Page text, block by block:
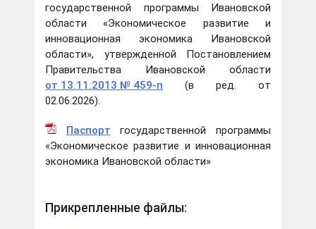
государственной программы Ивановской
области «Экономическое развитие и
инновационная экономика Ивановской
области», утвержденной Постановлением
Правительства Ивановской области
от 13.11.2013 № 459-п (в ред. от
02.06.2026).
Паспорт государственной программы
«Экономическое развитие и инновационная
экономика Ивановской области»
Прикрепленные файлы: